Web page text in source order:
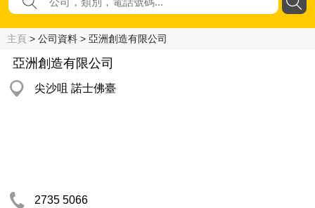
主頁 > 公司資料 > 亞洲創造有限公司
亞洲創造有限公司
尖沙咀 諾士佛臺
2735 5066